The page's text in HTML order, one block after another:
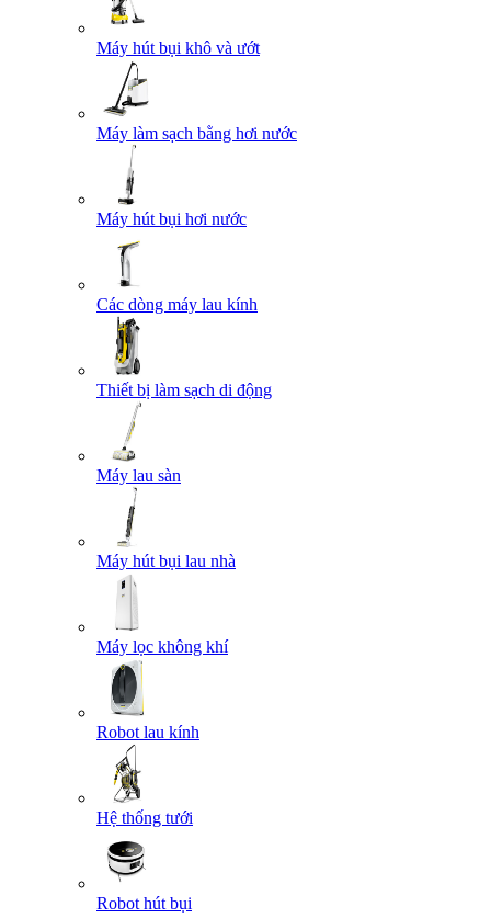
Máy hút bụi khô và ướt
Máy làm sạch bằng hơi nước
Máy hút bụi hơi nước
Các dòng máy lau kính
Thiết bị làm sạch di động
Máy lau sàn
Máy hút bụi lau nhà
Máy lọc không khí
Robot lau kính
Hệ thống tưới
Robot hút bụi